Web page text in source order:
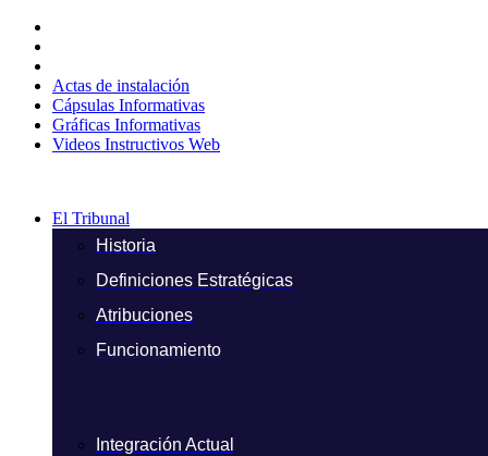
contenido
Actas de instalación
Cápsulas Informativas
Gráficas Informativas
Videos Instructivos Web
El Tribunal
Historia
Definiciones Estratégicas
Atribuciones
Funcionamiento
Integración Actual